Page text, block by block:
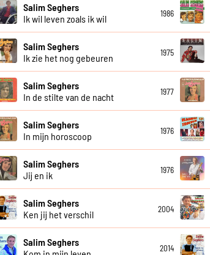
Salim Seghers
Ik wil leven zoals ik wil
1986
Salim Seghers
Ik zie het nog gebeuren
1975
Salim Seghers
In de stilte van de nacht
1977
Salim Seghers
In mijn horoscoop
1976
Salim Seghers
Jij en ik
1976
Salim Seghers
Ken jij het verschil
2004
Salim Seghers
2014